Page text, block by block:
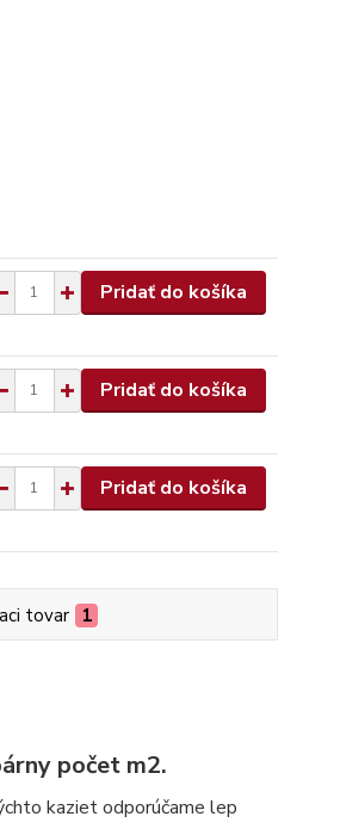
Pridať do košíka
Pridať do košíka
Pridať do košíka
tovar 1
počet m2.
kaziet odporúčame lep